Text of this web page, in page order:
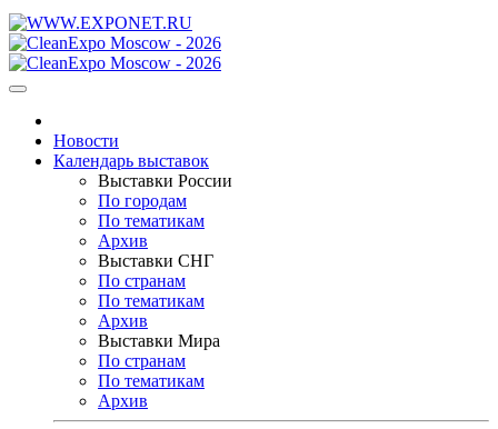
Новости
Календарь выставок
Выставки России
По городам
По тематикам
Архив
Выставки СНГ
По странам
По тематикам
Архив
Выставки Мира
По странам
По тематикам
Архив